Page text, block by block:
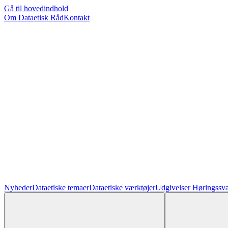
Gå til hovedindhold
Om Dataetisk RådKontakt
NyhederDataetiske temaerDataetiske værktøjerUdgivelser